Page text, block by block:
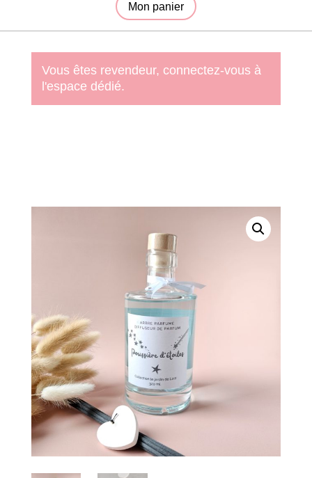
Mon panier
Vous êtes revendeur, connectez-vous à
l'espace dédié.